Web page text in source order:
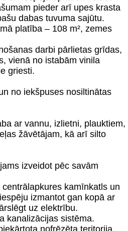
pieder arī upes krasta
dabas tuvuma sajūtu.
platība – 108 m², zemes
darbi pārlietas grīdas,
vienā no istabām vinila
griesti.
no iekšpuses nosiltinātas
ar vannu, izlietni, plauktiem,
žāvētājam, kā arī silto
izveidot pēc savām
kamīnkatls un
izmantot gan kopā ar
uz elektrību.
kanalizācijas sistēma.
nofrēzēta teritorija,